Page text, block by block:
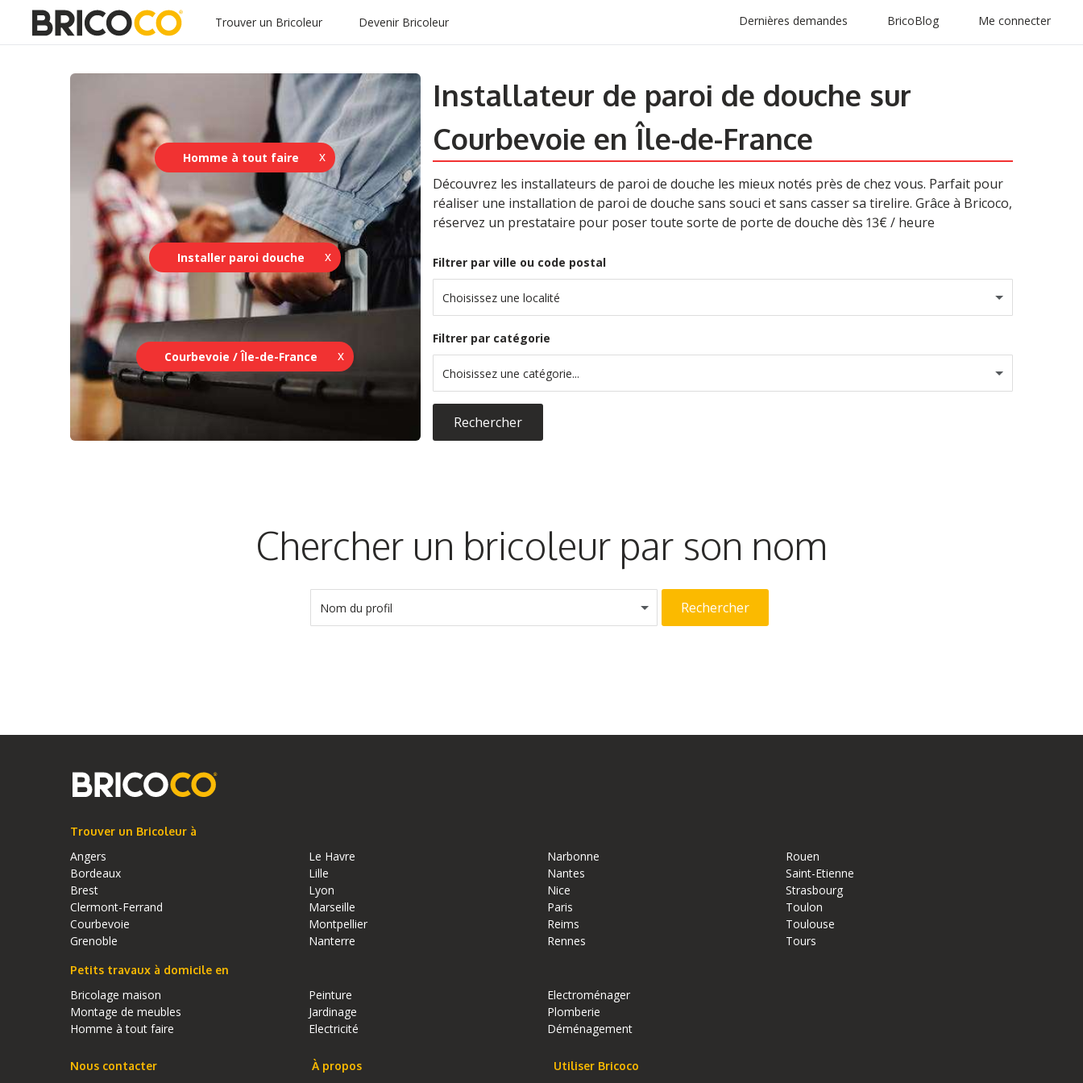
Trouver un Bricoleur Devenir Bricoleur Dernières demandes BricoBlog Me connecter
Homme à tout faire
Installer paroi douche
Courbevoie / Île-de-France
Installateur de paroi de douche sur
Courbevoie en Île-de-France
Découvrez les installateurs de paroi de douche les mieux notés près de chez vous. Parfait pour
réaliser une installation de paroi de douche sans souci et sans casser sa tirelire. Grâce à Bricoco,
réservez un prestataire pour poser toute sorte de porte de douche dès 13€ / heure
Filtrer par ville ou code postal
Choisissez une localité
Filtrer par catégorie
Choisissez une catégorie...
Rechercher
Chercher un bricoleur par son nom
Nom du profil Rechercher
Trouver un Bricoleur à
Angers
Bordeaux
Brest
Clermont-Ferrand
Courbevoie
Grenoble
Le Havre
Lille
Lyon
Marseille
Montpellier
Nanterre
Narbonne
Nantes
Nice
Paris
Reims
Rennes
Rouen
Saint-Etienne
Strasbourg
Toulon
Toulouse
Tours
Petits travaux à domicile en
Bricolage maison
Montage de meubles
Homme à tout faire
Peinture
Jardinage
Electricité
Electroménager
Plomberie
Déménagement
Nous contacter À propos Utiliser Bricoco